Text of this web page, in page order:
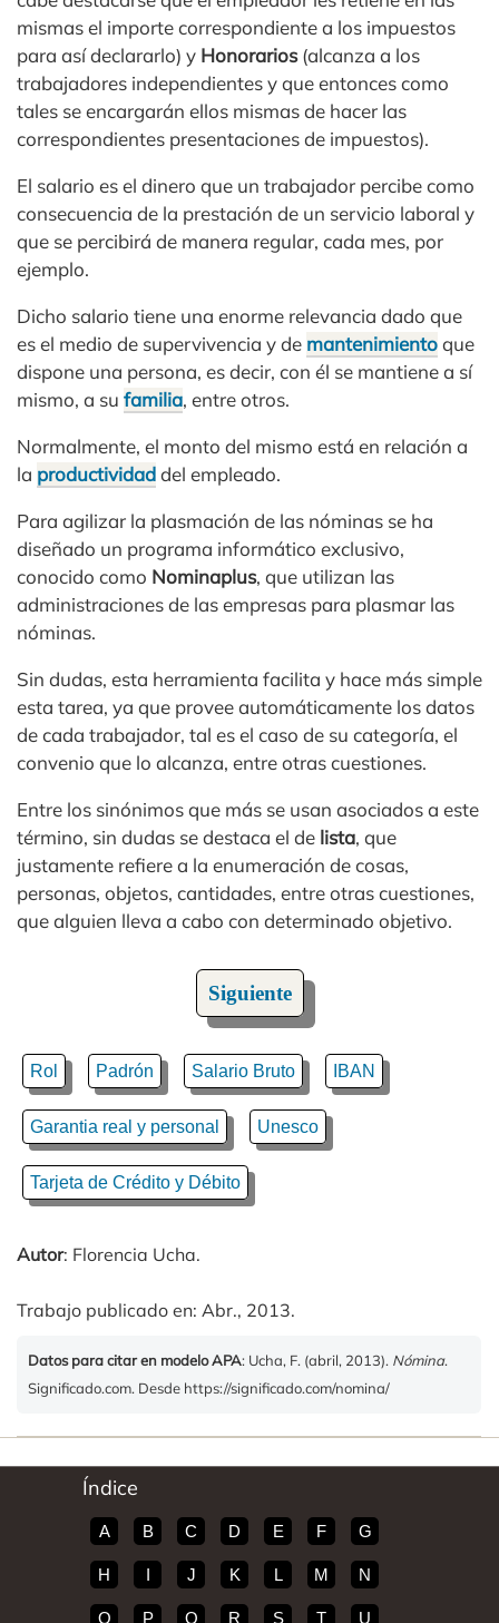
mismas el importe correspondiente a los impuestos
para así declararlo) y Honorarios(alcanza a los
trabajadores independientes y que entonces como
tales se encargarán ellos mismas de hacer las
correspondientes presentaciones de impuestos).
El salario es el dinero que un trabajador percibe como
consecuencia de la prestación de un servicio laboral y
que se percibirá de manera regular, cada mes, por
ejemplo.
Dicho salario tiene una enorme relevancia dado que
es el medio de supervivencia y de mantenimientoque
dispone una persona, es decir, con él se mantiene a sí
mismo, a su familia, entre otros.
Normalmente, el monto del mismo está en relación a
la productividaddel empleado.
Para agilizar la plasmación de las nóminas se ha
diseñado un programa informático exclusivo,
conocido como Nominaplus, que utilizan las
administraciones de las empresas para plasmar las
nóminas.
Sin dudas, esta herramienta facilita y hace más simple
esta tarea, ya que provee automáticamente los datos
de cada trabajador, tal es el caso de su categoría, el
convenio que lo alcanza, entre otras cuestiones.
Entre los sinónimos que más se usan asociados a este
término, sin dudas se destaca el de lista, que
justamente refiere a la enumeración de cosas,
personas, objetos, cantidades, entre otras cuestiones,
que alguien lleva a cabo con determinado objetivo.
Siguiente
Rol Padrón Salario Bruto IBAN
Garantia real y personal Unesco
Tarjeta de Crédito y Débito
Autor: Florencia Ucha.
Trabajo publicado en: Abr., 2013.
Datos para citar en modelo APA: Ucha, F. (abril, 2013). Nómina.
Significado.com. Desde https://significado.com/nomina/
Índice
A B C D E F G
H I J K L M N
O P Q R S T U